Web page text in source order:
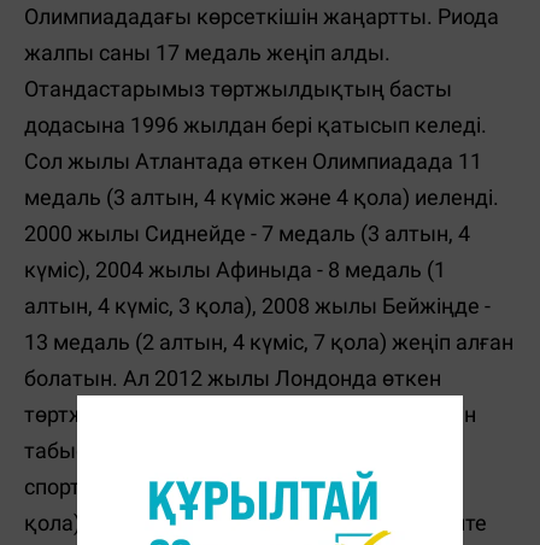
Олимпиададағы көрсеткішін жаңартты. Риода
жалпы саны 17 медаль жеңіп алды.
Отандастарымыз төртжылдықтың басты
додасына 1996 жылдан бері қатысып келеді.
Сол жылы Атлантада өткен Олимпиадада 11
медаль (3 алтын, 4 күміс және 4 қола) иеленді.
2000 жылы Сиднейде - 7 медаль (3 алтын, 4
күміс), 2004 жылы Афиныда - 8 медаль (1
алтын, 4 күміс, 3 қола), 2008 жылы Бейжіңде -
13 медаль (2 алтын, 4 күміс, 7 қола) жеңіп алған
болатын. Ал 2012 жылы Лондонда өткен
төртжылдықтың додасы қазақ спорты үшін
табысты болған еді. Мұнда қазақстандық
спортшылар 13 медаль (7 алтын, 1 күміс, 5
қола) жеңіп алып, жалпыкомандалық есепте